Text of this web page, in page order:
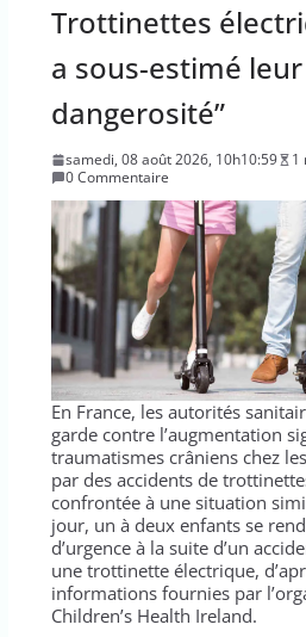
Trottinettes
a sous-estimé leur
dangerosité”
samedi, 08 août 2026, 10h10:59
1
0 Commentaire
En France, les autorités
garde contre l’augmentation
traumatismes crâniens chez
par des accidents de
confrontée à une situation
jour, un à deux enfants se
d’urgence à la suite d’un
une trottinette électrique,
informations fournies par
Children’s Health Ireland.